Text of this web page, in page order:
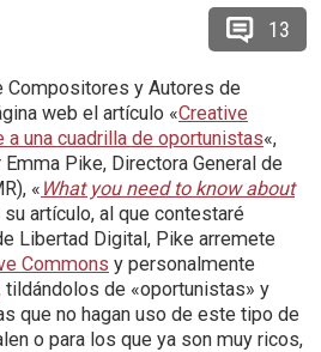
13
Compositores y Autores de
web el artículo «Creative
una cuadrilla de oportunistas«,
Pike, Directora General de
« What you need to know about
su artículo, al que contestaré
Libertad Digital, Pike arremete
Commons y personalmente
tildándolos de «oportunistas» y
que no hagan uso de este tipo de
o para los que ya son muy ricos,